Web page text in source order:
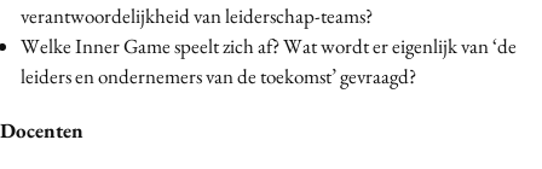
verantwoordelijkheid van leiderschap-teams?
Welke Inner Game speelt zich af? Wat wordt er eigenlijk van ‘de
leiders en ondernemers van de toekomst’ gevraagd?
Docenten